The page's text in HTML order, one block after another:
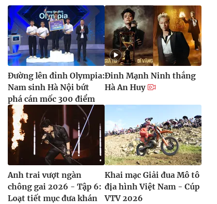
Đường lên đỉnh Olympia:
Nam sinh Hà Nội bứt
phá cán mốc 300 điểm
Đinh Mạnh Ninh thắng
Hà An Huy
Anh trai vượt ngàn
chông gai 2026 - Tập 6:
Loạt tiết mục đưa khán
Khai mạc Giải đua Mô tô
địa hình Việt Nam - Cúp
VTV 2026